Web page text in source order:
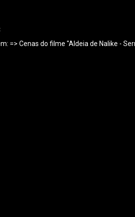
=> Cenas do filme "Aldeia de Nalike -